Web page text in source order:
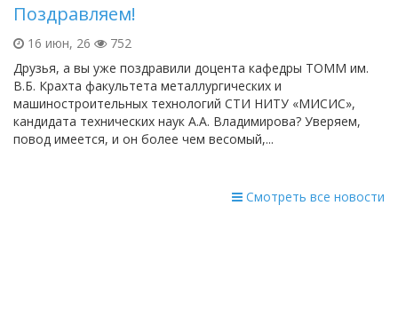
Поздравляем!
16 июн, 26
752
Друзья, а вы уже поздравили доцента кафедры ТОММ им.
В.Б. Крахта факультета металлургических и
машиностроительных технологий СТИ НИТУ «МИСИС»,
кандидата технических наук А.А. Владимирова? Уверяем,
повод имеется, и он более чем весомый,...
Смотреть все новости